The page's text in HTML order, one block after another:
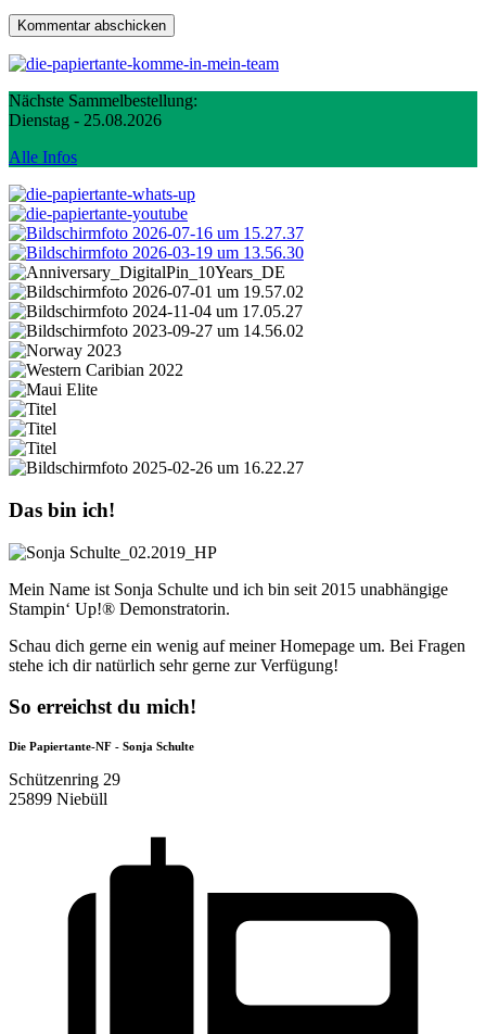
Nächste Sammelbestellung:
Dienstag - 25.08.2026
Alle Infos
Das bin ich!
Mein Name ist Sonja Schulte und ich bin seit 2015 unabhängige
Stampin‘ Up!® Demonstratorin.
Schau dich gerne ein wenig auf meiner Homepage um. Bei Fragen
stehe ich dir natürlich sehr gerne zur Verfügung!
So erreichst du mich!
Die Papiertante-NF - Sonja Schulte
Schützenring 29
25899 Niebüll